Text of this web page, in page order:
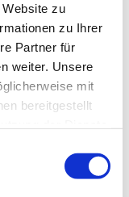
zu
zu Ihrer
Partner für
weiter. Unsere
mit
bereitgestellt
sich,